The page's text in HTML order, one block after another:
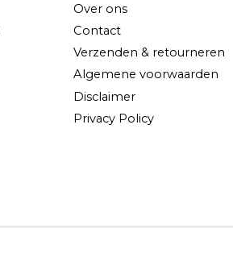
Over ons
Contact
Verzenden & retourneren
Algemene voorwaarden
Disclaimer
Privacy Policy